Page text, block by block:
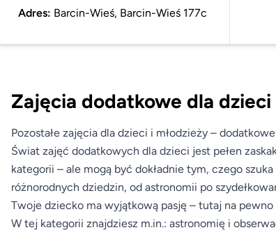
Adres: Barcin-Wieś, Barcin-Wieś 177c
Zajęcia dodatkowe dla
Pozostałe zajęcia dla dzieci i młodzieży –
Świat zajęć dodatkowych dla dzieci jest pełen
kategorii – ale mogą być dokładnie tym, czego
różnorodnych dziedzin, od astronomii po
Twoje dziecko ma wyjątkową pasję – tutaj na pewno
W tej kategorii znajdziesz m.in.: astronomię i